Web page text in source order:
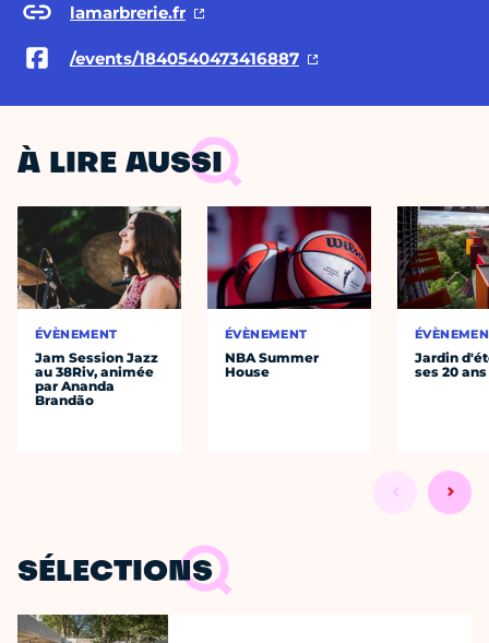
lamarbrerie.fr
/events/1840540473416887
À LIRE AUSSI
ÉVÈNEMENT
Jam Session Jazz
au 38Riv, animée
par Ananda
Brandão
ÉVÈNEMENT
NBA Summer
House
Jardin
ses 20 ans
SÉLECTIONS